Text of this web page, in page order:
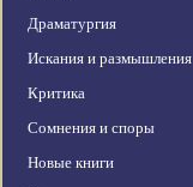
Драматургия
Искания и размышления
Критика
Сомнения и споры
Новые книги